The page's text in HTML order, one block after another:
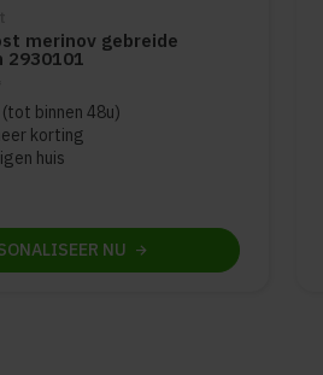
merinov gebreide
2930101
van dit product is
binnen 48u)
korting
huis
NU